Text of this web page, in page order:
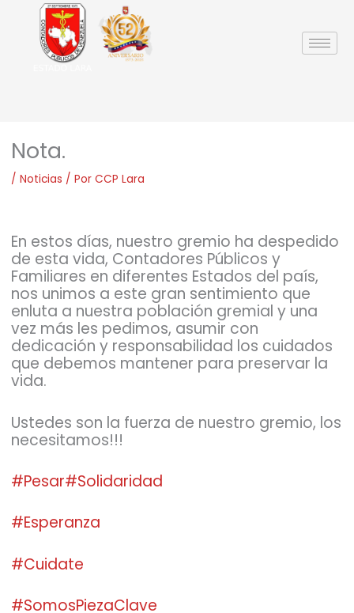
contenido
Nota.
/ Noticias / Por CCP Lara
En estos días, nuestro gremio ha despedido
de esta vida, Contadores Públicos y
Familiares en diferentes Estados del país,
nos unimos a este gran sentimiento que
enluta a nuestra población gremial y una
vez más les pedimos, asumir con
dedicación y responsabilidad los cuidados
que debemos mantener para preservar la
vida.
Ustedes son la fuerza de nuestro gremio, los
necesitamos!!!
#Pesar#Solidaridad
#Esperanza
#Cuidate
#SomosPiezaClave